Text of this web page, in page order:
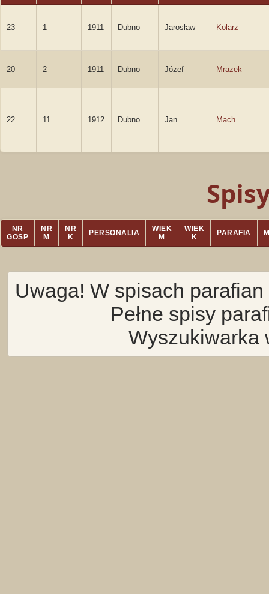
23 1 1911 Dubno Jarosław Kolarz
20 2 1911 Dubno Józef Mrazek
22 11 1912 Dubno Jan Mach
NR
GOSP
NR
M
NR
K
PERSONALIA
WIEK
M
WIEK
K
PARAFIA
Uwaga! W spisach
Pełne spisy
Wyszukiwarka